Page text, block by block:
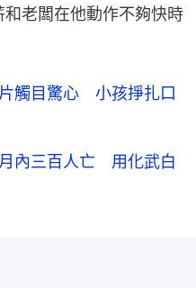
老闆在他動作不夠快時
片觸目驚心 小孩掙扎口
內三百人亡 用化武白